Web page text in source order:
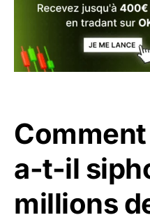
a-t-il
millions